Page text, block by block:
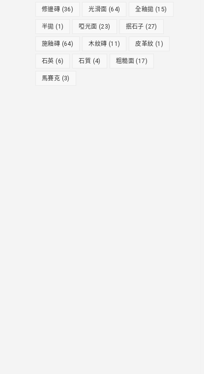
修邊磚 (36) 光滑面 (64) 全釉拋 (15)
半拋 (1) 啞光面 (23) 抿石子 (27)
施釉磚 (64) 木紋磚 (11) 皮革紋 (1)
石英 (6) 石質 (4) 粗糙面 (17)
馬賽克 (3)